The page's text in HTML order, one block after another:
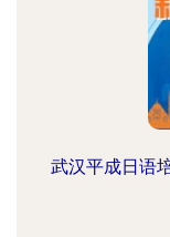
武汉平成日语